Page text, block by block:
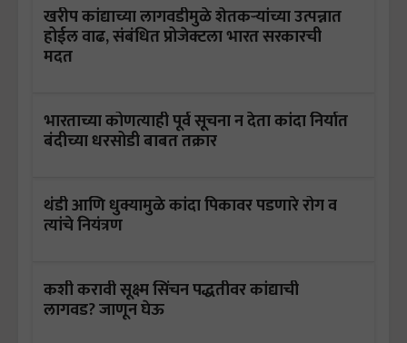
खरीप कांद्याच्या लागवडीमुळे शेतकऱ्यांच्या उत्पन्नात
होईल वाढ, संबंधित प्रोजेक्टला भारत सरकारची
मदत
भारताच्या कोणत्याही पूर्व सूचना न देता कांदा निर्यात
बंदीच्या धरसोडी बाबत तक्रार
थंडी आणि धुक्यामुळे कांदा पिकावर पडणारे रोग व
त्यांचे नियंत्रण
कशी करावी सूक्ष्म सिंचन पद्धतीवर कांद्याची
लागवड? जाणून घेऊ